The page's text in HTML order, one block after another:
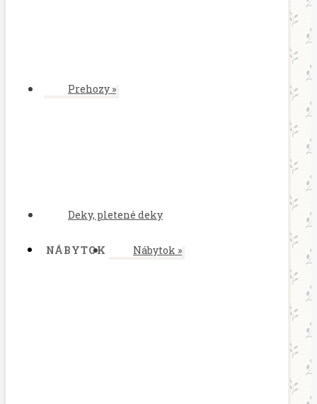
Prehozy »
Deky, pletené deky
NÁBYTOK Nábytok »